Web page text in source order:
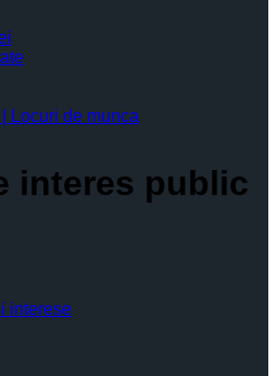
Locuri de munca
interes public
interese